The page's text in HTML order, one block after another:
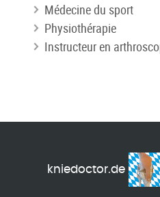
Médecine du sport
Physiothérapie
Instructeur en
kniedoctor.de